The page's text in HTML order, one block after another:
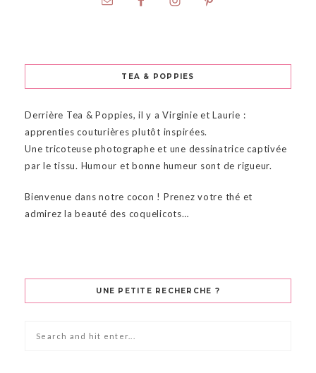
TEA & POPPIES
Derrière Tea & Poppies, il y a Virginie et Laurie :
apprenties couturières plutôt inspirées.
Une tricoteuse photographe et une dessinatrice captivée
par le tissu. Humour et bonne humeur sont de rigueur.
Bienvenue dans notre cocon ! Prenez votre thé et
admirez la beauté des coquelicots…
UNE PETITE RECHERCHE ?